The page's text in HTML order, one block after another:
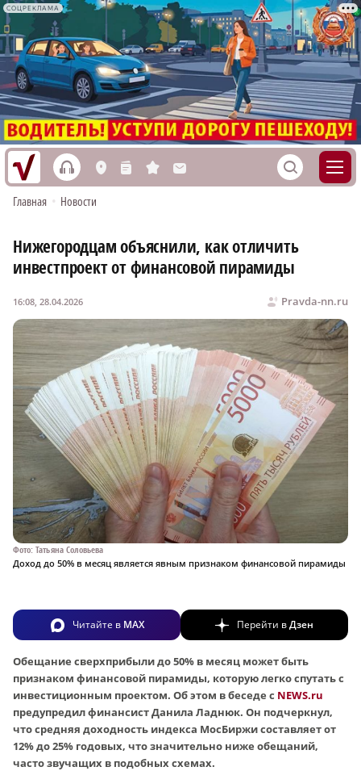
СОЦРЕКЛАМА
h L n s M S
Главная • Новости
Нижегородцам объяснили, как отличить
инвестпроект от финансовой пирамиды
Pravda-nn.ru
16:08, 28.04.2026
Фото: Татьяна Соловьева
Доход до 50% в месяц является явным признаком финансовой пирамиды
Читайте в MAX Перейти вДзен
Обещание сверхприбыли до 50% в месяц может быть
признаком финансовой пирамиды, которую легко спутать с
инвестиционным проектом. Об этом в беседе с NEWS.ru
предупредил финансист Данила Ладнюк. Он подчеркнул,
что средняя доходность индекса МосБиржи составляет от
12% до 25% годовых, что значительно ниже обещаний,
часто звучащих в подобных схемах.